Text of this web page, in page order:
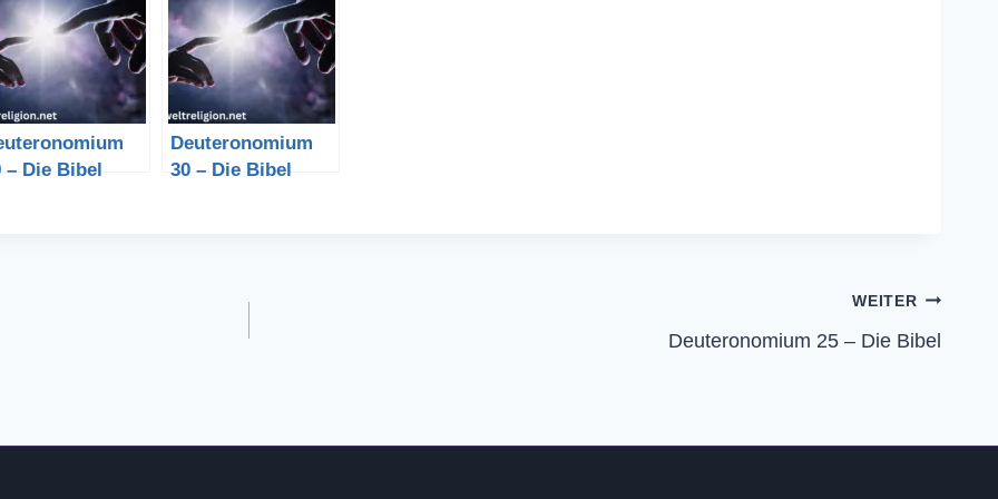
– Die Bibel
Deuteronomium
30 – Die Bibel
WEITER
Deuteronomium 25 – Die Bibel